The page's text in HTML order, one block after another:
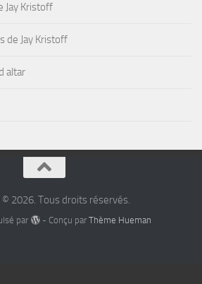
Jay Kristoff
de Jay Kristoff
altar
© 2026. Tous droits réservés.
par - Conçu par Thème Hueman